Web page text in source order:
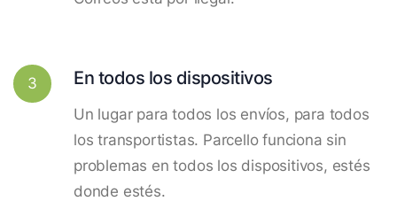
3 En todos los dispositivos
Un lugar para todos los envíos, para todos
los transportistas. Parcello funciona sin
problemas en todos los dispositivos, estés
donde estés.